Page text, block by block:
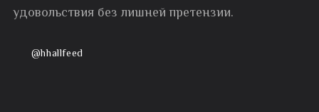
удовольствия без лишней претензии.
@hhallfeed